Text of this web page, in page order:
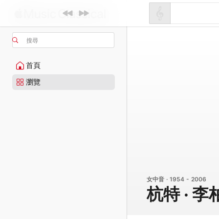
搜尋
首頁
瀏覽
女中音 · 1954 - 2006
杭特 · 李